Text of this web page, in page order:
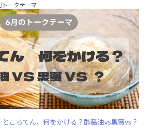
トークテーマ
ところてん、何をかける？酢醤油vs黒蜜vs？